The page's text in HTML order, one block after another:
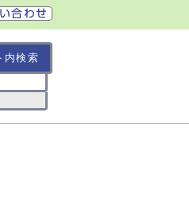
合わせ